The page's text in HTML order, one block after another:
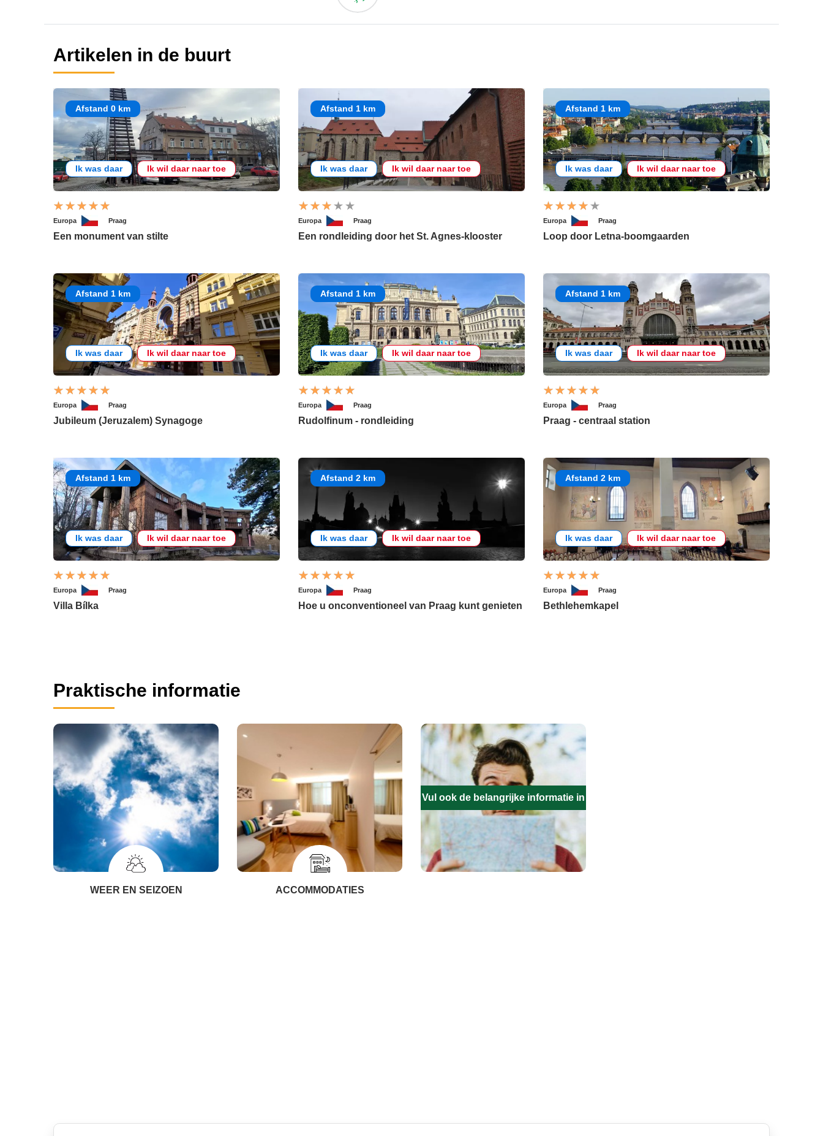
Artikelen in de buurt
Afstand 0 km
Ik was daar Ik wil daar naar toe
Europa Praag
Een monument van stilte
Afstand 1 km
Ik was daar Ik wil daar naar toe
Europa Praag
Een rondleiding door het St. Agnes-klooster
Afstand 1 km
Ik was daar Ik wil daar naar toe
Europa Praag
Loop door Letna-boomgaarden
Afstand 1 km
Ik was daar Ik wil daar naar toe
Europa Praag
Jubileum (Jeruzalem) Synagoge
Afstand 1 km
Ik was daar Ik wil daar naar toe
Europa Praag
Rudolfinum - rondleiding
Afstand 1 km
Ik was daar Ik wil daar naar toe
Europa Praag
Praag - centraal station
Afstand 1 km
Ik was daar Ik wil daar naar toe
Europa Praag
Villa Bílka
Afstand 2 km
Ik was daar Ik wil daar naar toe
Europa Praag
Hoe u onconventioneel van Praag kunt genieten
Afstand 2 km
Ik was daar Ik wil daar naar toe
Europa Praag
Bethlehemkapel
Praktische informatie
WEER EN SEIZOEN ACCOMMODATIES
Vul ook de belangrijke informatie in